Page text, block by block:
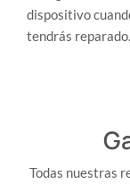
dispositivo
tendrás
Todas nuestras